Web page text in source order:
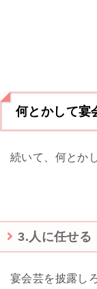
何とかして宴
続いて、何とか
3.人に任せる
宴会芸を披露し